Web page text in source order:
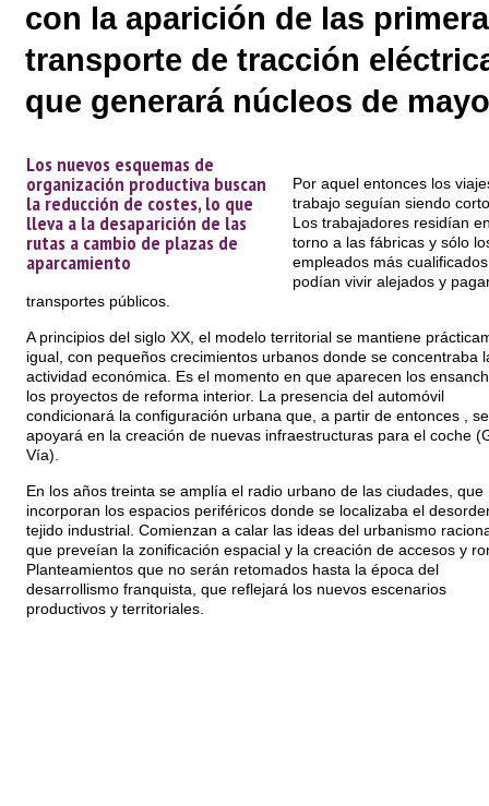
con la aparición de las
transporte de tracción
que generará núcleos de
Los nuevos esquemas de
organización productiva buscan
la reducción de costes, lo que
lleva a la desaparición de las
rutas a cambio de plazas de
aparcamiento
Por aquel entonces los
trabajo seguían siendo
Los trabajadores residían
torno a las fábricas y sólo
empleados más cualificados
podían vivir alejados y
transportes públicos.
A principios del siglo XX, el modelo territorial se mantiene
igual, con pequeños crecimientos urbanos donde se concentraba
actividad económica. Es el momento en que aparecen los
los proyectos de reforma interior. La presencia del automóvil
condicionará la configuración urbana que, a partir de entonces , se
apoyará en la creación de nuevas infraestructuras para el coche
Vía).
En los años treinta se amplía el radio urbano de las ciudades, que
incorporan los espacios periféricos donde se localizaba el
tejido industrial. Comienzan a calar las ideas del urbanismo
que preveían la zonificación espacial y la creación de accesos y
Planteamientos que no serán retomados hasta la época del
desarrollismo franquista, que reflejará los nuevos escenarios
productivos y territoriales.